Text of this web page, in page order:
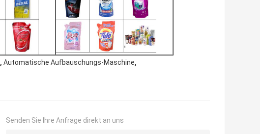
, Automatische Aufbauschungs-Maschine,
Senden Sie Ihre Anfrage direkt an uns